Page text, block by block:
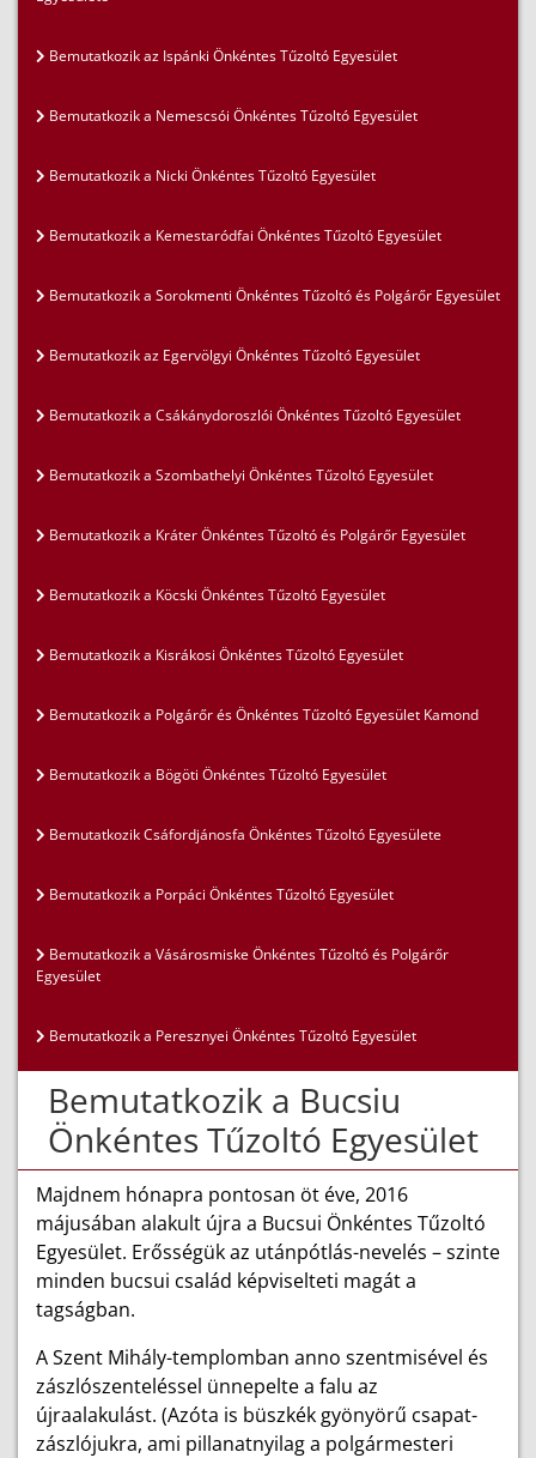
Bemutatkozik az Ispánki Önkéntes Tűzoltó Egyesület
Bemutatkozik a Nemescsói Önkéntes Tűzoltó Egyesület
Bemutatkozik a Nicki Önkéntes Tűzoltó Egyesület
Bemutatkozik a Kemestaródfai Önkéntes Tűzoltó Egyesület
Bemutatkozik a Sorokmenti Önkéntes Tűzoltó és Polgárőr Egyesület
Bemutatkozik az Egervölgyi Önkéntes Tűzoltó Egyesület
Bemutatkozik a Csákánydoroszlói Önkéntes Tűzoltó Egyesület
Bemutatkozik a Szombathelyi Önkéntes Tűzoltó Egyesület
Bemutatkozik a Kráter Önkéntes Tűzoltó és Polgárőr Egyesület
Bemutatkozik a Köcski Önkéntes Tűzoltó Egyesület
Bemutatkozik a Kisrákosi Önkéntes Tűzoltó Egyesület
Bemutatkozik a Polgárőr és Önkéntes Tűzoltó Egyesület Kamond
Bemutatkozik a Bögöti Önkéntes Tűzoltó Egyesület
Bemutatkozik Csáfordjánosfa Önkéntes Tűzoltó Egyesülete
Bemutatkozik a Porpáci Önkéntes Tűzoltó Egyesület
Bemutatkozik a Vásárosmiske Önkéntes Tűzoltó és Polgárőr
Egyesület
Bemutatkozik a Peresznyei Önkéntes Tűzoltó Egyesület
Bemutatkozik a Bucsiu
Önkéntes Tűzoltó Egyesület
Majdnem hónapra pontosan öt éve, 2016
májusában alakult újra a Bucsui Önkéntes Tűzoltó
Egyesület. Erősségük az utánpótlás-nevelés – szinte
minden bucsui család képviselteti magát a
tagságban.
A Szent Mihály-templomban anno szentmisével és
zászlószenteléssel ünnepelte a falu az
újraalakulást. (Azóta is büszkék gyönyörű csapat-
zászlójukra, ami pillanatnyilag a polgármesteri